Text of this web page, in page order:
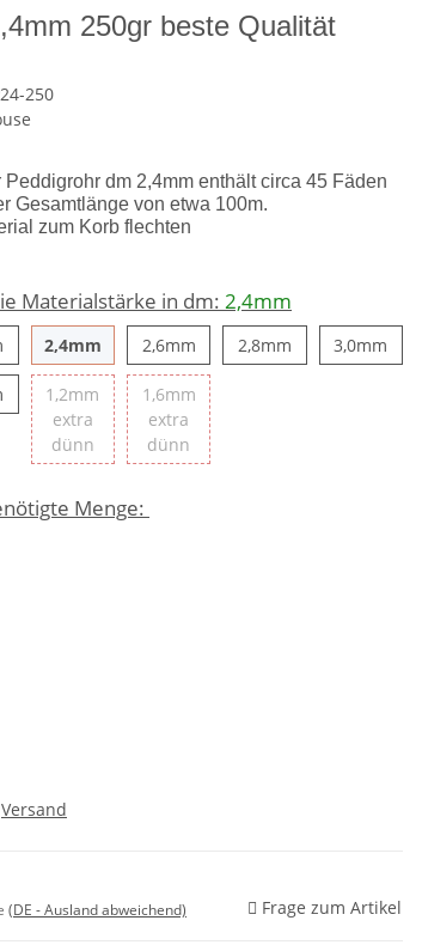
250gr beste Qualität
250
dm 2,4mm enthält circa 45 Fäden
Gesamtlänge von etwa 100m.
zum Korb flechten
Materialstärke in dm: 2,4mm
2,2mm2,4mm2,4mm2,6mm2,6mm2,8mm2,8mm3,0mm
4,0mm1,2mm
extra
dünn1,2mm extra dünn
1,6mm
extra
dünn 1,6mm extra dünn
Menge:
Versand
(DE - Ausland abweichend) Frage zum Artikel